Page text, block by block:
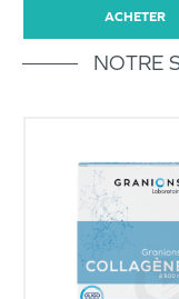
ACHETER
NOTRE